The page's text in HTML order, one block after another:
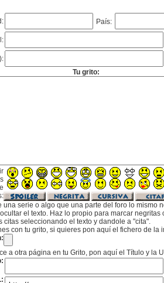
País:
Tu grito:
serie o algo que una parte del foro lo mismo
el texto. Haz lo propio para marcar
seleccionando el texto y dandole a "cita".
con tu grito, si quieres pon aquí el fichero de la
a otra página en tu Grito, pon aquí el Título y la